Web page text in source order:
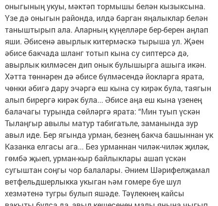
оныгының укуы, мәктәп тормышы белән кызыксына.
Үзе дә оныгын районда, илдә барган яңалыклар белән
таныштырып ала. Аларның күңелләре бер-берен аңлап
яши. Әбисенә авырлык китермәскә тырыша ул. Җәен
әбисе бакчада шланг тотып кына су сиптерсә дә,
авырлык килмәсен дип онык булышырга ашыга икән.
Хәтта төннәрен дә әбисе бүлмәсендә йокларга ярата,
чөнки әбигә дару эчәргә еш кына су кирәк була, таягын
алып бирергә кирәк була... Әбисе аңа еш кына үзенең
балачагы турында сөйләргә ярата: “Мин туып үскән
Тылаңгыр авылы матур табигатьле, заманында зур
авыл иде. Бер ягында урман, безнең бакча башыннан ук
Казанка елгасы ага... Без урманнан чиләк-чиләк җиләк,
гөмбә җыеп, урман-кыр байлыклары ашап үскән
сугыштан соңгы чор балалары. Әнием Шәрифелҗамал
ветфельдшерлыкка укыган һәм гомере буе шул
хезмәтенә тугры булып яшәде. Тәүлекнең кайсы